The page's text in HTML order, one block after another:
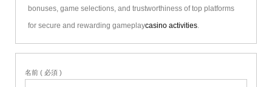
bonuses, game selections, and trustworthiness of top platforms
for secure and rewarding gameplaycasino activities.
名前 ( 必須 )